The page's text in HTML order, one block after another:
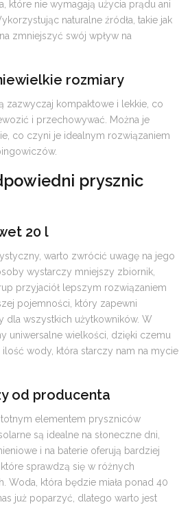
które nie wymagają użycia prądu ani
naturalne źródła, takie jak
zmniejszyć swój wpływ na
rozmiary
zazwyczaj kompaktowe i lekkie, co
i przechowywać. Można je
co czyni je idealnym rozwiązaniem
prysznic
20 l
warto zwrócić uwagę na jego
wystarczy mniejszy zbiornik,
przyjaciół lepszym rozwiązaniem
pojemności, który zapewni
dla wszystkich użytkowników. W
uniwersalne wielkości, dzięki czemu
wody, która starczy nam na mycie
od producenta
elementem pryszniców
są idealne na słoneczne dni,
i na baterie oferują bardziej
sprawdzą się w różnych
Woda, która będzie miała ponad 40
już poparzyć, dlatego warto jest